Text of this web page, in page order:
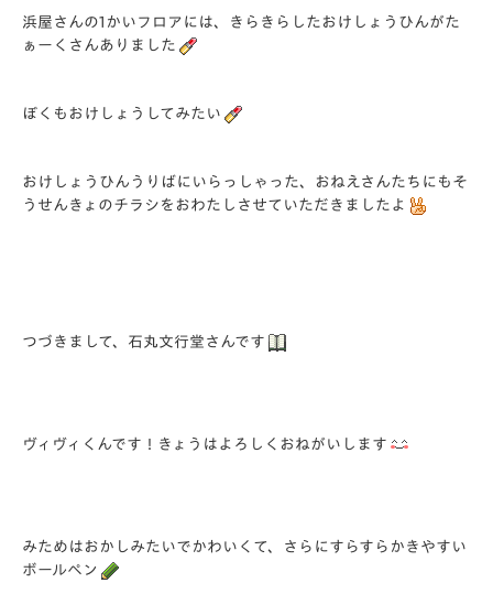
浜屋さんの1かいフロアには、きらきらしたおけしょうひんがた
ぁーくさんありました
ぼくもおけしょうしてみたい
おけしょうひんうりばにいらっしゃった、おねえさんたちにもそ
うせんきょのチラシをおわたしさせていただきましたよ
つづきまして、石丸文行堂さんです
ヴィヴィくんです！きょうはよろしくおねがいします
みためはおかしみたいでかわいくて、さらにすらすらかきやすい
ボールペン